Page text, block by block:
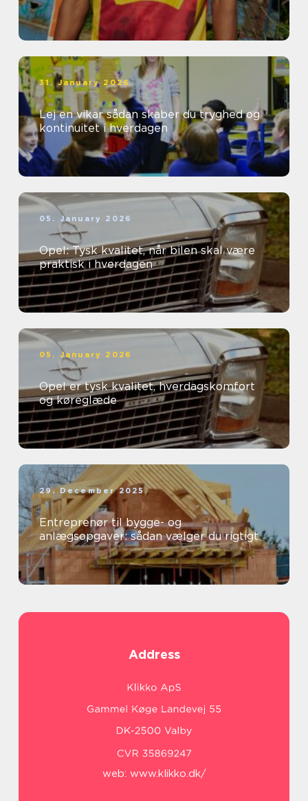
31. January 2026
Lej en vikar sådan skaber du tryghed og
kontinuitet i hverdagen
05. January 2026
Opel: Tysk kvalitet, når bilen skal være
praktisk i hverdagen
05. January 2026
Opel er tysk kvalitet, hverdagskomfort
og køreglæde
29. December 2025
Entreprenør til bygge- og
anlægsopgaver: sådan vælger du rigtigt
Address
web: www.klikko.dk/